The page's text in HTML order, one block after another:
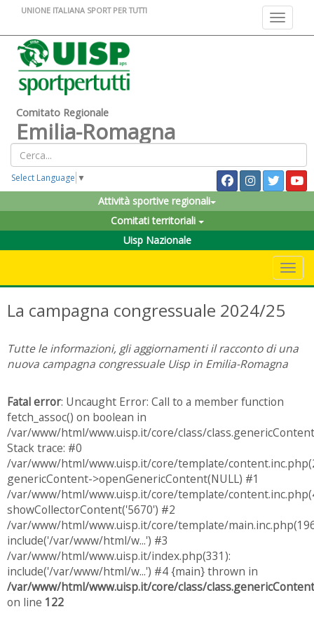
Toggle
UNIONE ITALIANA SPORT PER TUTTI
Comitato Regionale
Emilia-Romagna
Select Language ▼
Attività sportive regionali
Comitati territoriali
Uisp Nazionale
La campagna congressuale 2024/25
Tutte le informazioni, gli aggiornamenti il racconto di una
nuova campagna congressuale Uisp in Emilia-Romagna
Fatal error: Uncaught Error: Call to a member function
fetch_assoc() on boolean in
/var/www/html/www.uisp.it/core/class/
Stack trace: #0
/var/www/html/www.uisp.it/core/template/
genericContent->openGenericContent(NULL) #1
/var/www/html/www.uisp.it/core/template/
showCollectorContent('5670') #2
/var/www/html/www.uisp.it/core/template/
include('/var/www/html/w...') #3
/var/www/html/www.uisp.it/index.php(331):
include('/var/www/html/w...') #4 {main} thrown in
/var/www/html/www.uisp.it/core/class/
on line 122